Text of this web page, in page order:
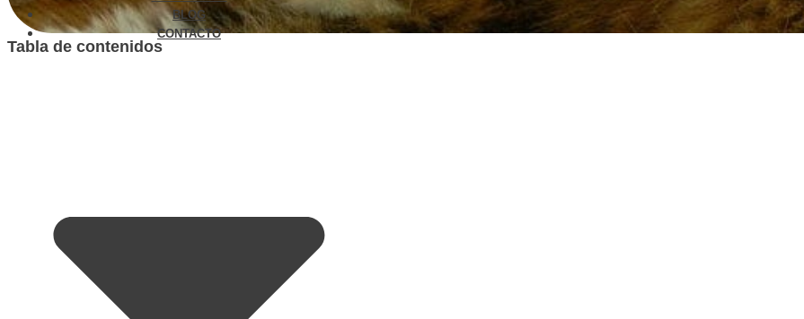
BLOG
CONTACTO
Tabla de contenidos